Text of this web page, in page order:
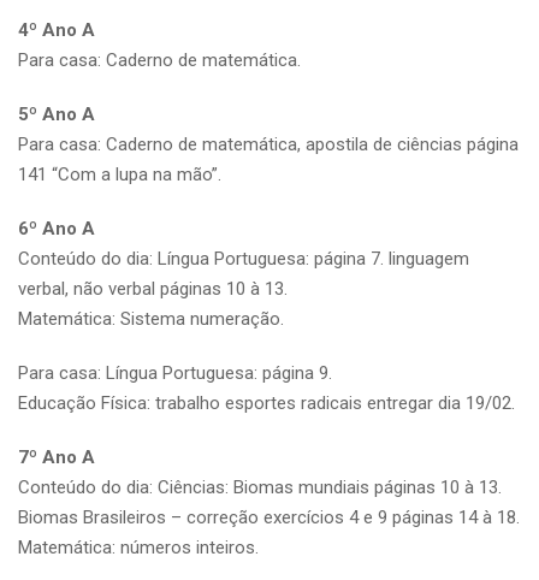
4º Ano A
Para casa: Caderno de matemática.
5º Ano A
Para casa: Caderno de matemática, apostila de ciências página
141 “Com a lupa na mão”.
6º Ano A
Conteúdo do dia: Língua Portuguesa: página 7. linguagem
verbal, não verbal páginas 10 à 13.
Matemática: Sistema numeração.
Para casa: Língua Portuguesa: página 9.
Educação Física: trabalho esportes radicais entregar dia 19/02.
7º Ano A
Conteúdo do dia: Ciências: Biomas mundiais páginas 10 à 13.
Biomas Brasileiros – correção exercícios 4 e 9 páginas 14 à 18.
Matemática: números inteiros.